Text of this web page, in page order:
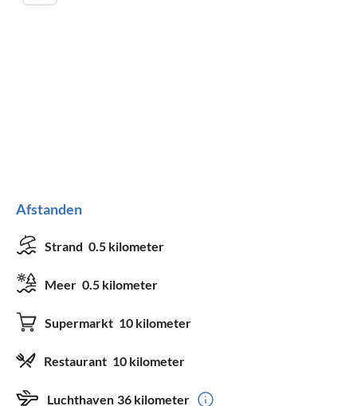
Afstanden
Strand 0.5 kilometer
Meer 0.5 kilometer
Supermarkt 10 kilometer
Restaurant 10 kilometer
Luchthaven 36 kilometer